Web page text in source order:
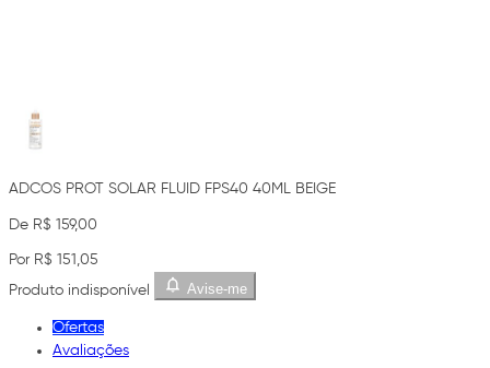
ADCOS PROT SOLAR FLUID FPS40 40ML BEIGE
De R$ 159,00
Por R$ 151,05
Produto indisponível
Avise-me
Ofertas
Avaliações